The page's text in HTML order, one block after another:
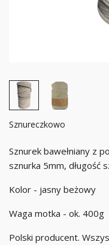
Sznureczkowo
Sznurek bawełniany z
sznurka 5mm, długość
Kolor - jasny beżowy
Waga motka - ok. 400g
Polski producent.